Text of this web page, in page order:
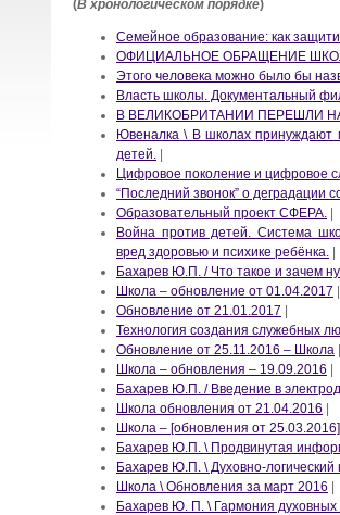
(В хронологическом порядке)
Семейное образование: как
ОФИЦИАЛЬНОЕ ОБРАЩЕНИЕ
Этого человека можно было бы
Власть школы. Документальный
В ВЕЛИКОБРИТАНИИ ПЕРЕШЛИ
Ювеналка \ В школах принуждают
детей.
Цифровое поколение и цифровое
“Последний звонок” о деградации
Образовательный проект СФЕРА.
Война против детей. Система
вред здоровью и психике ребёнка.
Бахарев Ю.П. / Что такое и зачем
Школа – обновление от 01.04.2017
Обновление от 21.01.2017
Технология создания служебных
Обновление от 25.11.2016 – Школа
Школа – обновления – 19.09.2016
Бахарев Ю.П. / Введение в
Школа обновления от 21.04.2016
Школа – [обновления от 25.03.2016]
Бахарев Ю.П. \ Продвинутая
Бахарев Ю.П. \ Духовно-
Школа \ Обновления за март 2016
Бахарев Ю. П. \ Гармония духовных